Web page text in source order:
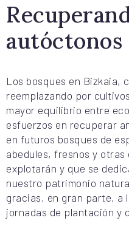
autóctonos
Los bosques en Bizkaia,
reemplazando por
mayor equilibrio entre
esfuerzos en recuperar
en futuros bosques de
abedules, fresnos y
explotarán y que se
nuestro patrimonio
gracias, en gran parte, a
jornadas de plantación y